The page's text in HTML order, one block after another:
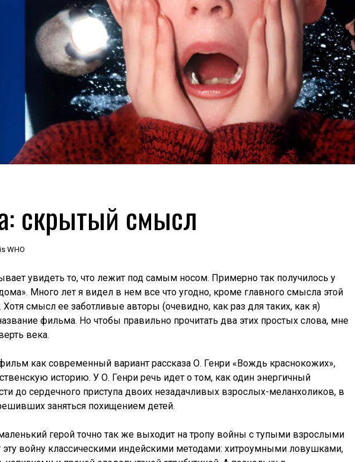
скрытый смысл
WHO
увидеть то, что лежит под самым носом. Примерно так получилось у
Много лет я видел в нем все что угодно, кроме главного смысла этой
смысл ее заботливые авторы (очевидно, как раз для таких, как я)
фильма. Но чтобы правильно прочитать два этих простых слова, мне
века.
как современный вариант рассказа О. Генри «Вождь краснокожих»,
историю. У О. Генри речь идет о том, как один энергичный
до сердечного приступа двоих незадачливых взрослых-меланхоликов, в
заняться похищением детей.
герой точно так же выходит на тропу войны с тупыми взрослыми
войну классическими индейскими методами: хитроумными ловушками,